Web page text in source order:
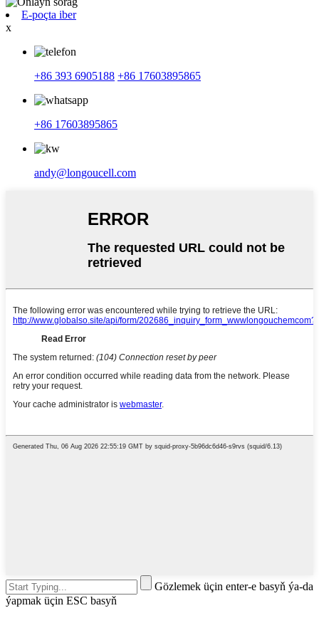
E-poçta iber
x
+86 393 6905188 +86 17603895865
+86 17603895865
andy@longoucell.com
Gözlemek üçin enter-e basyň ýa-da
ýapmak üçin ESC basyň